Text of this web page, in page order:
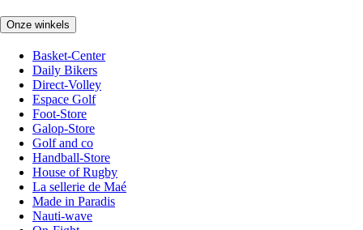
Onze winkels
Basket-Center
Daily Bikers
Direct-Volley
Espace Golf
Foot-Store
Galop-Store
Golf and co
Handball-Store
House of Rugby
La sellerie de Maé
Made in Paradis
Nauti-wave